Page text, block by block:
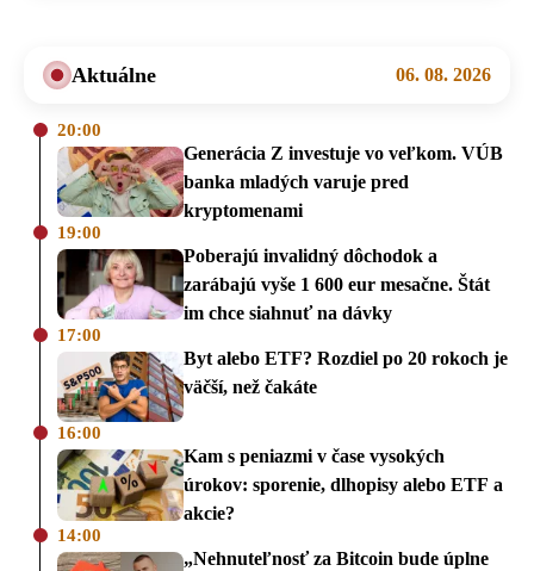
Aktuálne 06. 08. 2026
20:00
Generácia Z investuje vo veľkom. VÚB
banka mladých varuje pred
kryptomenami
19:00
Poberajú invalidný dôchodok a
zarábajú vyše 1 600 eur mesačne. Štát
im chce siahnuť na dávky
17:00
Byt alebo ETF? Rozdiel po 20 rokoch je
väčší, než čakáte
16:00
Kam s peniazmi v čase vysokých
úrokov: sporenie, dlhopisy alebo ETF a
akcie?
14:00
„Nehnuteľnosť za Bitcoin bude úplne